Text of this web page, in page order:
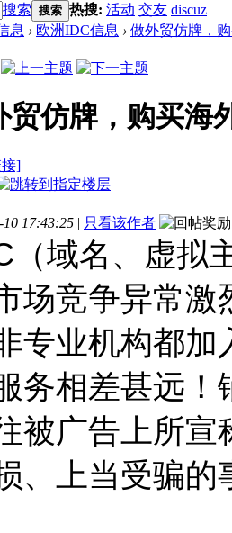
搜索 搜索 热搜: 活动 交友 discuz
息 › 欧洲IDC信息 › 做外贸仿牌，
贸仿牌，购买海
]
17:43:25 | 只看该作者
（域名、虚拟
场竞争异常
专业机构都加
务相差甚远
被广告上所
、上当受骗的